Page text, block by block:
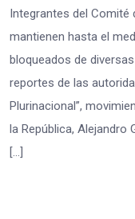
Integrantes del
mantienen hasta el
bloqueados de
reportes de las
Plurinacional”,
la República,
[…]